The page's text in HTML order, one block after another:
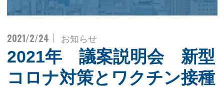
2021/2/24 お知らせ
2021年 議案説明会 新型
コロナ対策とワクチン接種